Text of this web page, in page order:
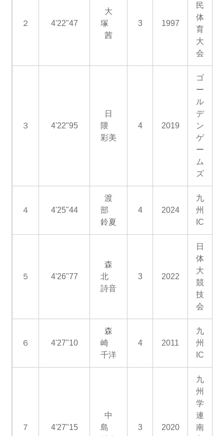
２ 4'22"47
大
塚
茜
3 1997
民
体
育
大
会
３ 4'22"95
日
隈
彩美
4 2019
ゴ
ー
ル
デ
ン
ゲ
ー
ム
ズ
４ 4'25"44
渡
部
鈴夏
4 2024
九
州
IC
５ 4'26"77
森
北
詩音
3 2022
日
体
大
競
技
会
６ 4'27"10
森
崎
千洋
4 2011
九
州
IC
７ 4'27"15
中
島
3 2020
九
州
学
連
南